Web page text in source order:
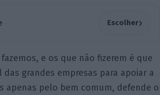
Escolher›
e os que não fizerem é que
grandes empresas para apoiar a
apenas pelo bem comum, defende o